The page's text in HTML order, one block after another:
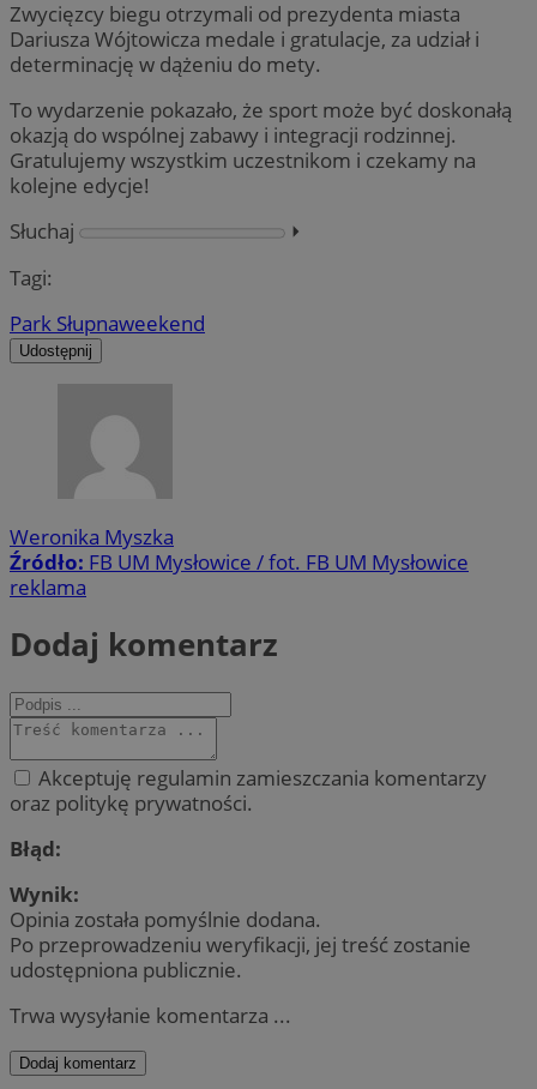
Zwycięzcy biegu otrzymali od prezydenta miasta
Dariusza Wójtowicza medale i gratulacje, za udział i
determinację w dążeniu do mety.
To wydarzenie pokazało, że sport może być doskonałą
okazją do wspólnej zabawy i integracji rodzinnej.
Gratulujemy wszystkim uczestnikom i czekamy na
kolejne edycje!
Słuchaj
⏵︎
Tagi:
Park Słupnaweekend
Udostępnij
Weronika Myszka
Źródło: FB UM Mysłowice / fot. FB UM Mysłowice
reklama
Dodaj komentarz
Akceptuję regulamin zamieszczania komentarzy
oraz politykę prywatności.
Błąd:
Wynik:
Opinia została pomyślnie dodana.
Po przeprowadzeniu weryfikacji, jej treść zostanie
udostępniona publicznie.
Trwa wysyłanie komentarza ...
Dodaj komentarz